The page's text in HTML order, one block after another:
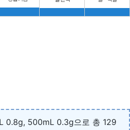
0.8g, 500mL 0.3g으로 총 129